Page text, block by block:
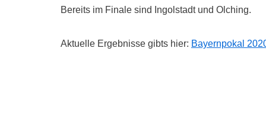
Bereits im Finale sind Ingolstadt und Olching.
Aktuelle Ergebnisse gibts hier: Bayernpokal